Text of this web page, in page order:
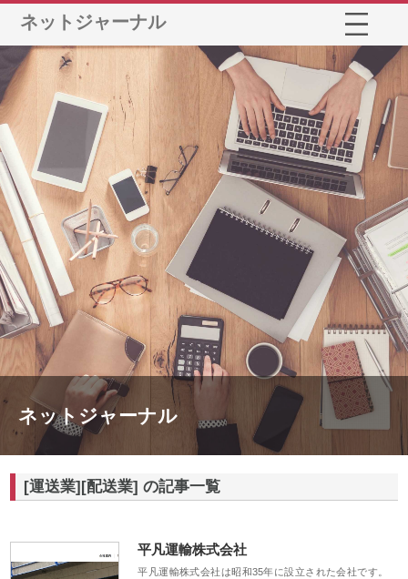
ネットジャーナル
ネットジャーナル
[運送業][配送業] の記事一覧
平凡運輸株式会社
平凡運輸株式会社は昭和35年に設立された会社です。